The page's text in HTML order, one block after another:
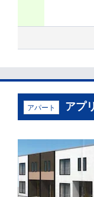
アパート アプ